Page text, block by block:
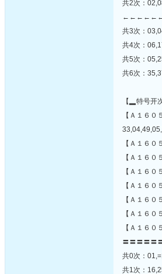
共2次：
共3次：
共4次：
共5次：
共6次：
【▂特号开
【Ａ１
【Ａ１
【Ａ１
【Ａ１
【Ａ１
【Ａ１
【Ａ１
【Ａ１
〓〓〓〓〓
共0次：
共1次：